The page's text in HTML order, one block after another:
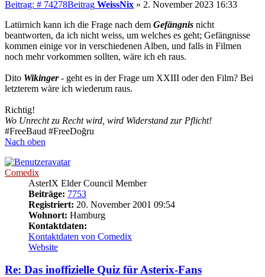
Beitrag: # 74278Beitrag WeissNix » 2. November 2023 16:33
Latürnich kann ich die Frage nach dem Gefängnis nicht
beantworten, da ich nicht weiss, um welches es geht; Gefängnisse
kommen einige vor in verschiedenen Alben, und falls in Filmen
noch mehr vorkommen sollten, wäre ich eh raus.
Dito Wikinger- geht es in der Frage um XXIII oder den Film? Bei
letzterem wäre ich wiederum raus.
Richtig!
Wo Unrecht zu Recht wird, wird Widerstand zur Pflicht!
#FreeBaud #FreeDoğru
Nach oben
Comedix
AsterIX Elder Council Member
Beiträge: 7753
Registriert: 20. November 2001 09:54
Wohnort: Hamburg
Kontaktdaten:
Kontaktdaten von Comedix
Website
Re: Das inoffizielle Quiz für Asterix-Fans